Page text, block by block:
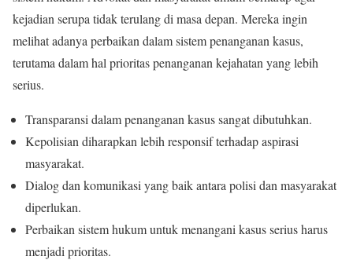
kejadian serupa tidak terulang di masa depan. Mereka ingin
melihat adanya perbaikan dalam sistem penanganan kasus,
terutama dalam hal prioritas penanganan kejahatan yang lebih
serius.
Transparansi dalam penanganan kasus sangat dibutuhkan.
Kepolisian diharapkan lebih responsif terhadap aspirasi
masyarakat.
Dialog dan komunikasi yang baik antara polisi dan masyarakat
diperlukan.
Perbaikan sistem hukum untuk menangani kasus serius harus
menjadi prioritas.